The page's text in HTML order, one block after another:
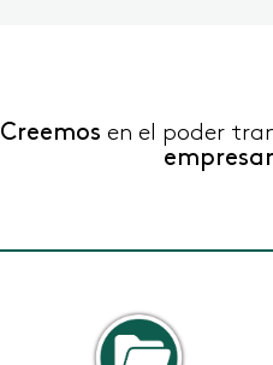
Creemos en el poder